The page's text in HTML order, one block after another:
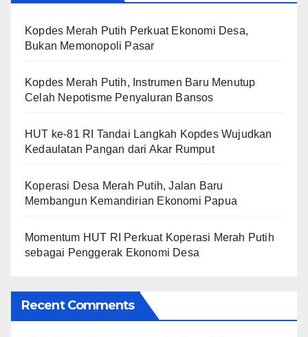
Kopdes Merah Putih Perkuat Ekonomi Desa,
Bukan Memonopoli Pasar
Kopdes Merah Putih, Instrumen Baru Menutup
Celah Nepotisme Penyaluran Bansos
HUT ke-81 RI Tandai Langkah Kopdes Wujudkan
Kedaulatan Pangan dari Akar Rumput
Koperasi Desa Merah Putih, Jalan Baru
Membangun Kemandirian Ekonomi Papua
Momentum HUT RI Perkuat Koperasi Merah Putih
sebagai Penggerak Ekonomi Desa
Recent Comments